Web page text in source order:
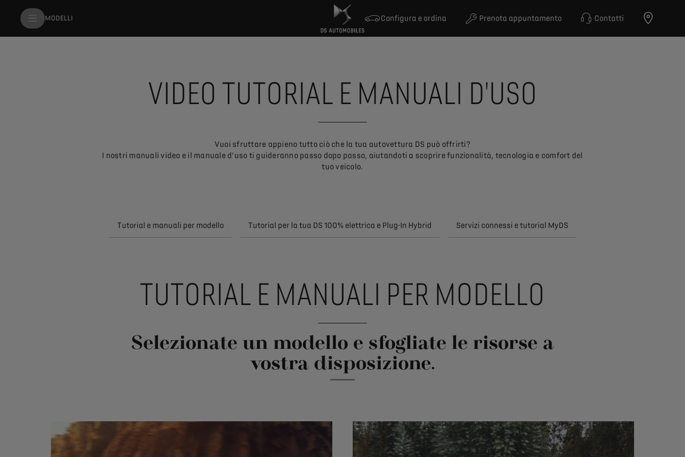
MODELLI Configura e ordina Prenota appuntamento Contatti
VIDEO TUTORIAL E MANUALI D'USO
Vuoi sfruttare appieno tutto ciò che la tua autovettura DS può offrirti?
I nostri manuali video e il manuale d’uso ti guideranno passo dopo passo, aiutandoti a scoprire funzionalità, tecnologia e comfort del
tuo veicolo.
Tutorial e manuali per modello Tutorial per la tua DS 100% elettrica e Plug-In Hybrid Servizi connessi e tutorial MyDS
TUTORIAL E MANUALI PER MODELLO
Selezionate un modello e sfogliate le risorse a
vostra disposizione.